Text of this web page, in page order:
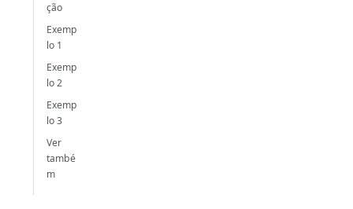
ção
Exemp
lo 1
Exemp
lo 2
Exemp
lo 3
Ver
també
m